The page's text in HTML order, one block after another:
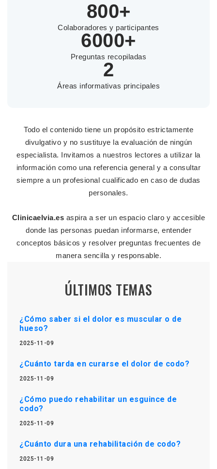
800+
Colaboradores y participantes
6000+
Preguntas recopiladas
2
Áreas informativas principales
Todo el contenido tiene un propósito estrictamente
divulgativo y no sustituye la evaluación de ningún
especialista. Invitamos a nuestros lectores a utilizar la
información como una referencia general y a consultar
siempre a un profesional cualificado en caso de dudas
personales.
Clinicaelvia.es aspira a ser un espacio claro y accesible
donde las personas puedan informarse, entender
conceptos básicos y resolver preguntas frecuentes de
manera sencilla y responsable.
ÚLTIMOS TEMAS
¿Cómo saber si el dolor es muscular o de
hueso?
2025-11-09
¿Cuánto tarda en curarse el dolor de codo?
2025-11-09
¿Cómo puedo rehabilitar un esguince de
codo?
2025-11-09
¿Cuánto dura una rehabilitación de codo?
2025-11-09